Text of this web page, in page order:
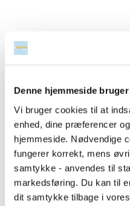
Denne hjemmeside
Vi bruger cookies til at
enhed, dine præferencer
hjemmeside. Nødvendige
fungerer korrekt, mens
samtykke - anvendes til
markedsføring. Du kan til
dit samtykke tilbage i vores
Saml din
håndtering af
Med zExpense kan du
firmakortet, kørsel,
kreditor- eller
app- og webløsning.